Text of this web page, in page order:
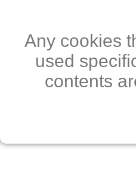
Any cookies
used
contents